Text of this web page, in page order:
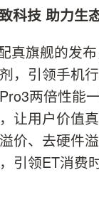
科技 助力生
真旗舰的发
，引领手机
两倍性能
让用户价值
价、去硬件
引领ET消费